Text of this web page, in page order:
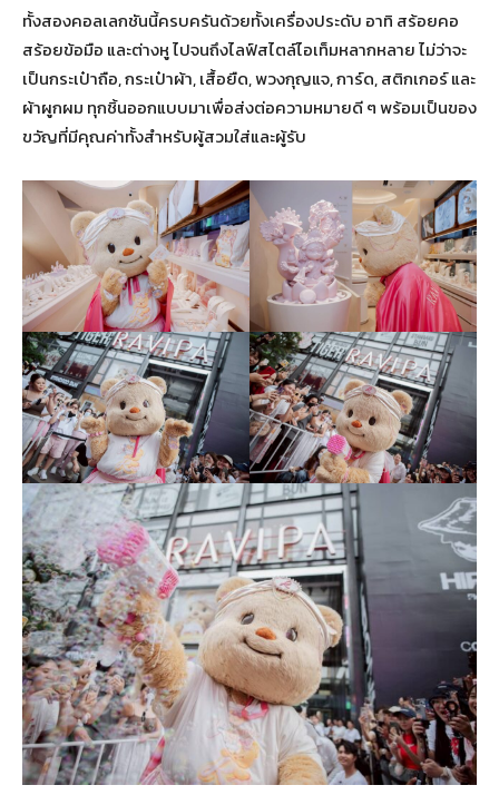
ทั้งสองคอลเลกชันนี้ครบครันด้วยทั้งเครื่องประดับ อาทิ สร้อยคอ
สร้อยข้อมือ และต่างหู ไปจนถึงไลฟ์สไตล์ไอเท็มหลากหลาย ไม่ว่าจะ
เป็นกระเป๋าถือ, กระเป๋าผ้า, เสื้อยืด, พวงกุญแจ, การ์ด, สติกเกอร์ และ
ผ้าผูกผม ทุกชิ้นออกแบบมาเพื่อส่งต่อความหมายดี ๆ พร้อมเป็นของ
ขวัญที่มีคุณค่าทั้งสำหรับผู้สวมใส่และผู้รับ